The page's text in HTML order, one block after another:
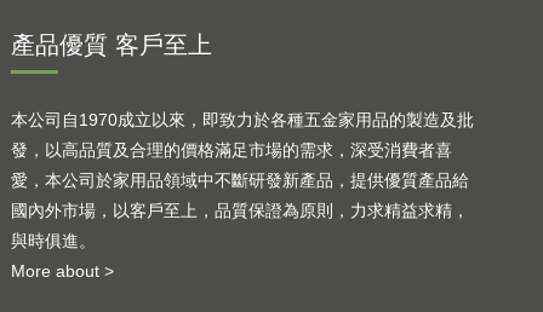
產品優質 客戶至上
本公司自1970成立以來，即致力於各種五金家用品的製造及批
發，以高品質及合理的價格滿足市場的需求，深受消費者喜
愛，本公司於家用品領域中不斷研發新產品，提供優質產品給
國內外市場，以客戶至上，品質保證為原則，力求精益求精，
與時俱進。
More about >